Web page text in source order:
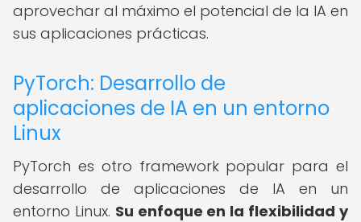
aprovechar al máximo el potencial de la IA en
sus aplicaciones prácticas.
PyTorch: Desarrollo de
aplicaciones de IA en un entorno
Linux
PyTorch es otro framework popular para el
desarrollo de aplicaciones de IA en un
entorno Linux. Su enfoque en la flexibilidad y